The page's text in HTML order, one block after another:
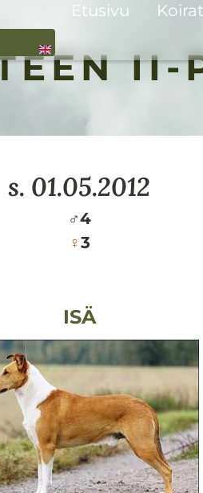
Etusivu Koirat
II-
s. 01.05.2012
♂4
♀3
ISÄ